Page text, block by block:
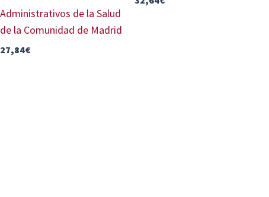
Administrativos de la Salud
de la Comunidad de Madrid
27,84€